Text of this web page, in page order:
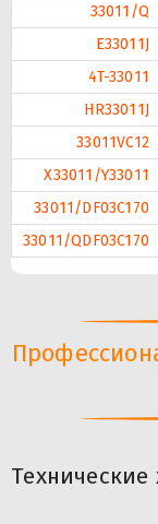
33011/Q
E33011J
4T-33011
HR33011J
33011VC12
X33011/Y33011
33011/DF03C170
33011/QDF03C170